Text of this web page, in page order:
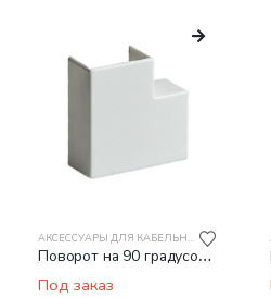
АКСЕССУАРЫ ДЛЯ КАБЕЛЬНОГО КАНАЛА
Поворот на 90 градусов
РУВИНИЛ ПВР-32х16
Под заказ